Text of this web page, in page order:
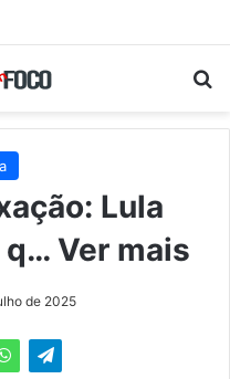
Lula
Ver mais
de 2025